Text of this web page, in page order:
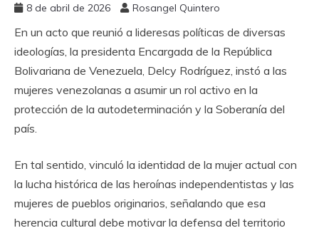
8 de abril de 2026 Rosangel Quintero
En un acto que reunió a lideresas políticas de diversas
ideologías, la presidenta Encargada de la República
Bolivariana de Venezuela, Delcy Rodríguez, instó a las
mujeres venezolanas a asumir un rol activo en la
protección de la autodeterminación y la Soberanía del
país.
En tal sentido, vinculó la identidad de la mujer actual con
la lucha histórica de las heroínas independentistas y las
mujeres de pueblos originarios, señalando que esa
herencia cultural debe motivar la defensa del territorio